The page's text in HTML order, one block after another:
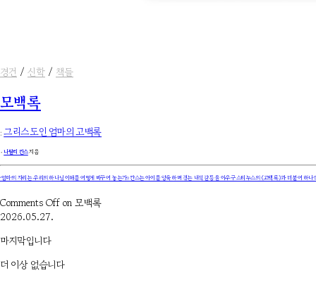
경건 / 신학 / 책들
모백록
:그리스도인 엄마의 고백록
۰나탈리 칸스지음
‘엄마’의 자리는 우리의 하나님 이해를 어떻게 바꾸어 놓는가? 칸스는 아이를 양육하며 겪는 내적 갈등을 아우구스티누스의 《고백록》과 더불어
Comments Off on 모백록
2026.05.27.
마지막입니다
더 이상 없습니다